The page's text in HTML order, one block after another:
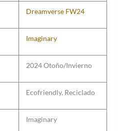
Dreamverse FW24
Imaginary
2024 Otoño/Invierno
Ecofriendly, Reciclado
Imaginary